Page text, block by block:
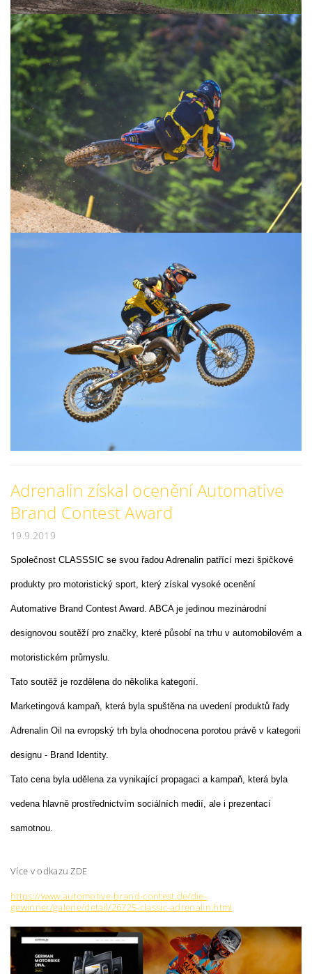
Adrenalin získal ocenění Automative
Brand Contest Award
19.9.2019
Společnost CLASSSIC se svou řadou Adrenalin patřící mezi špičkové
produkty pro motoristický sport, který získal vysoké ocenění
Automative Brand Contest Award. ABCA je jedinou mezinárodní
designovou soutěží pro značky, které působí na trhu v automobilovém a
motoristickém průmyslu.
Tato soutěž je rozdělena do několika kategorií.
Marketingová kampaň, která byla spuštěna na uvedení produktů řady
Adrenalin Oil na evropský trh byla ohodnocena porotou právě v kategorii
designu - Brand Identity.
Tato cena byla udělena za vynikající propagaci a kampaň, která byla
vedena hlavně prostřednictvím sociálních medií, ale i prezentací
samotnou.
Více v odkazu ZDE
https://www.automotive-brand-contest.de/die-
gewinner/galerie/detail/26725-classic-adrenalin.html